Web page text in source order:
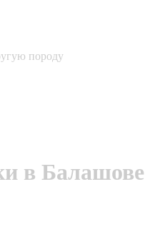
породу
в Балашове